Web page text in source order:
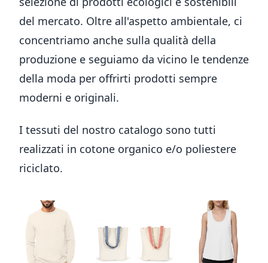
del mercato. Oltre all'aspetto ambientale, ci
concentriamo anche sulla qualità della
produzione e seguiamo da vicino le tendenze
della moda per offrirti prodotti sempre
moderni e originali.
I tessuti del nostro catalogo sono tutti
realizzati in cotone organico e/o poliestere
riciclato.